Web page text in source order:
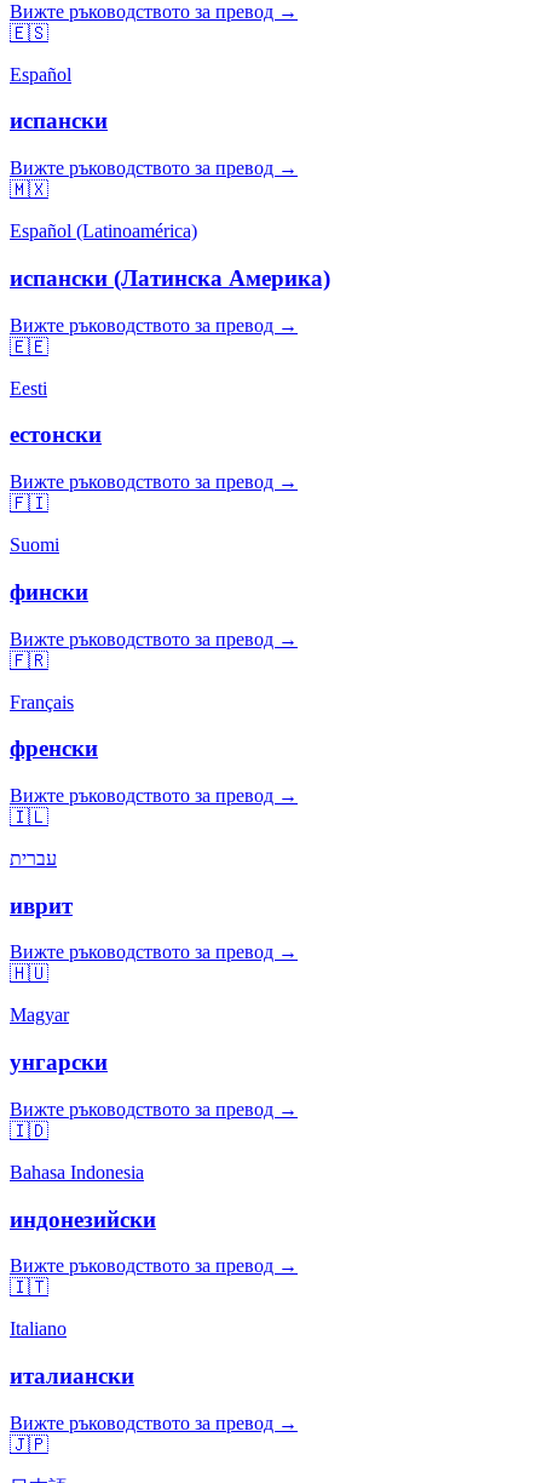
Вижте ръководството за превод →
🇪🇸
Español
испански
Вижте ръководството за превод →
🇲🇽
Español (Latinoamérica)
испански (Латинска Америка)
Вижте ръководството за превод →
🇪🇪
Eesti
естонски
Вижте ръководството за превод →
🇫🇮
Suomi
фински
Вижте ръководството за превод →
🇫🇷
Français
френски
Вижте ръководството за превод →
🇮🇱
עברית
иврит
Вижте ръководството за превод →
🇭🇺
Magyar
унгарски
Вижте ръководството за превод →
🇮🇩
Bahasa Indonesia
индонезийски
Вижте ръководството за превод →
🇮🇹
Italiano
италиански
Вижте ръководството за превод →
🇯🇵